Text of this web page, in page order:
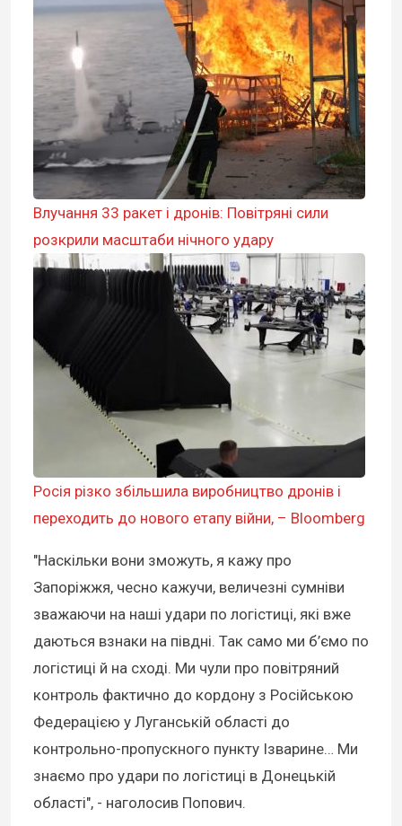
Влучання 33 ракет і дронів: Повітряні сили
розкрили масштаби нічного удару
Росія різко збільшила виробництво дронів і
переходить до нового етапу війни, – Bloomberg
"Наскільки вони зможуть, я кажу про
Запоріжжя, чесно кажучи, величезні сумніви
зважаючи на наші удари по логістиці, які вже
даються взнаки на півдні. Так само ми б’ємо по
логістиці й на сході. Ми чули про повітряний
контроль фактично до кордону з Російською
Федерацією у Луганській області до
контрольно-пропускного пункту Ізварине… Ми
знаємо про удари по логістиці в Донецькій
області", - наголосив Попович.